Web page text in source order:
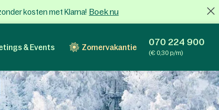
kosten met Klarna! Boek nu
& Events Zomervakantie 070 224 900
(€ 0,30 p/m)